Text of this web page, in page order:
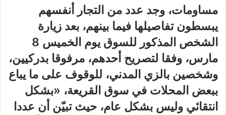
مساومات، وجد عدد من التجار أنفسهم
يبسطون تفاصيلها فيما بينهم، بعد زيارة
الشخص المذكور للسوق يوم الخميس 8
مارس، وفقا لتصريح أحدهم، مرفوقا بدركيين،
وشخصين بالزي المدني، للوقوف على ما يباع
ببعض المحلات في سوق القريعة، «بشكل
انتقائي وليس بشكل عام، حيث تبيّن أن عددا